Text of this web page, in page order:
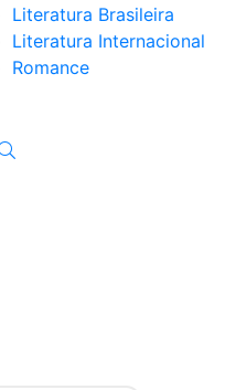
Literatura Brasileira
Literatura Internacional
Romance